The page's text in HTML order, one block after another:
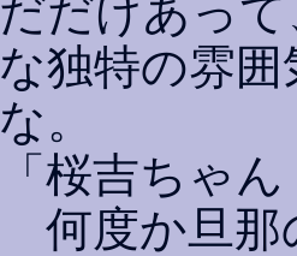
だだけあっ
な独特の雰
な。
「桜吉ちゃ
何度か旦那